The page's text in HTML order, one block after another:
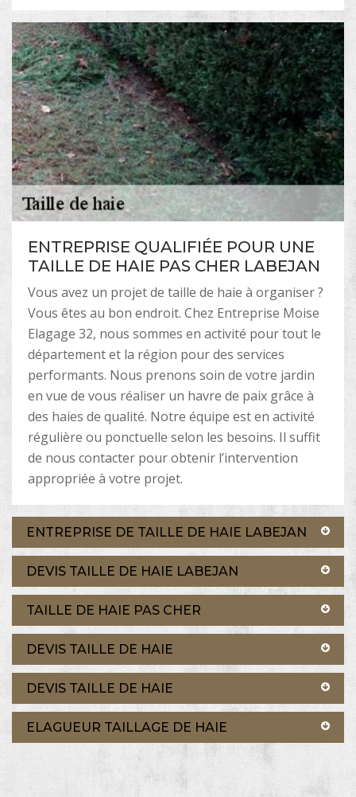
ENTREPRISE QUALIFIÉE POUR UNE
TAILLE DE HAIE PAS CHER LABEJAN
Vous avez un projet de taille de haie à organiser ?
Vous êtes au bon endroit. Chez Entreprise Moise
Elagage 32, nous sommes en activité pour tout le
département et la région pour des services
performants. Nous prenons soin de votre jardin
en vue de vous réaliser un havre de paix grâce à
des haies de qualité. Notre équipe est en activité
régulière ou ponctuelle selon les besoins. Il suffit
de nous contacter pour obtenir l’intervention
appropriée à votre projet.
ENTREPRISE DE TAILLE DE HAIE LABEJAN
DEVIS TAILLE DE HAIE LABEJAN
TAILLE DE HAIE PAS CHER
DEVIS TAILLE DE HAIE
DEVIS TAILLE DE HAIE
ELAGUEUR TAILLAGE DE HAIE